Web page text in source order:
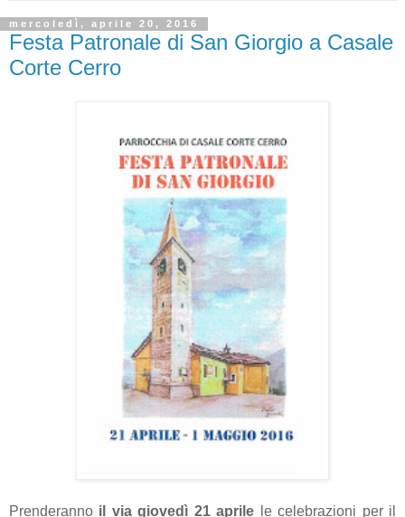
mercoledì, aprile 20, 2016
Festa Patronale di San Giorgio a Casale
Corte Cerro
Prenderanno il via giovedì 21 aprile le celebrazioni per il